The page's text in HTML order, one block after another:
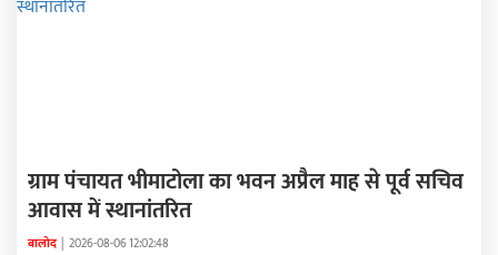
ग्राम पंचायत भीमाटोला का भवन अप्रैल माह से पूर्व सचिव
आवास में स्थानांतरित
बालोद | 2026-08-06 12:02:48